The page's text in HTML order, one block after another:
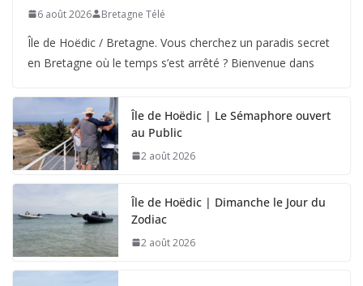
6 août 2026 Bretagne Télé
Île de Hoëdic / Bretagne. Vous cherchez un paradis secret
en Bretagne où le temps s’est arrêté ? Bienvenue dans
Île de Hoëdic | Le Sémaphore ouvert
au Public
2 août 2026
Île de Hoëdic | Dimanche le Jour du
Zodiac
2 août 2026